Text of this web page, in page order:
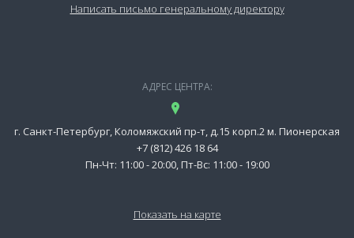
Написать письмо генеральному директору
АДРЕС ЦЕНТРА:
г. Санкт-Петербург, Коломяжский пр-т, д.15 корп.2 м. Пионерская
+7 (812) 426 18 64
Пн-Чт: 11:00 - 20:00, Пт-Вс: 11:00 - 19:00
Показать на карте